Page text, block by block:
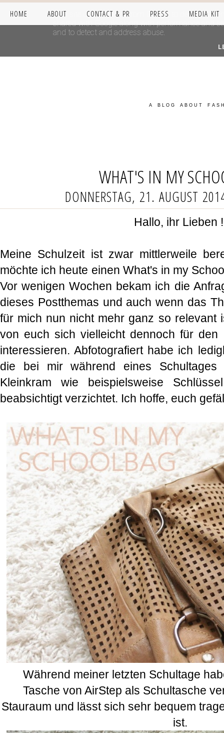
HOME ABOUT CONTACT & PR PRESS MEDIA KIT
A BLOG ABOUT
WHAT'S IN MY
DONNERSTAG, 21. AUGUST
Hallo, ihr Lieben
Meine Schulzeit ist zwar mittlerweile
möchte ich heute einen What's in my
Vor wenigen Wochen bekam ich die
dieses Postthemas und auch wenn das
für mich nun nicht mehr ganz so relevant
von euch sich vielleicht dennoch für den
interessieren. Abfotografiert habe ich
die bei mir während eines Schultages
Kleinkram wie beispielsweise
beabsichtigt verzichtet. Ich hoffe, euch
Während meiner letzten Schultage
Tasche von AirStep als Schultasche
Stauraum und lässt sich sehr bequem
ist.
This site uses cookies from Google to deliver its
shared with Google along with performance and
and to detect and address abuse.